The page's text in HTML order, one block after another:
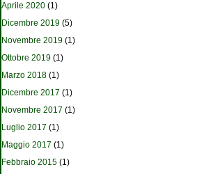
Aprile 2020 (1)
Dicembre 2019 (5)
Novembre 2019 (1)
Ottobre 2019 (1)
Marzo 2018 (1)
Dicembre 2017 (1)
Novembre 2017 (1)
Luglio 2017 (1)
Maggio 2017 (1)
Febbraio 2015 (1)